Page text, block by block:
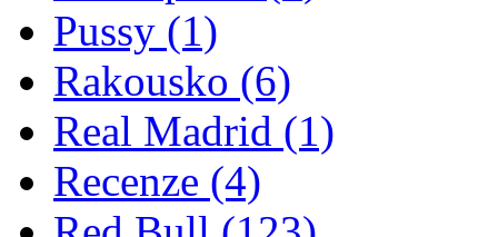
Pussy (1)
Rakousko (6)
Real Madrid (1)
Recenze (4)